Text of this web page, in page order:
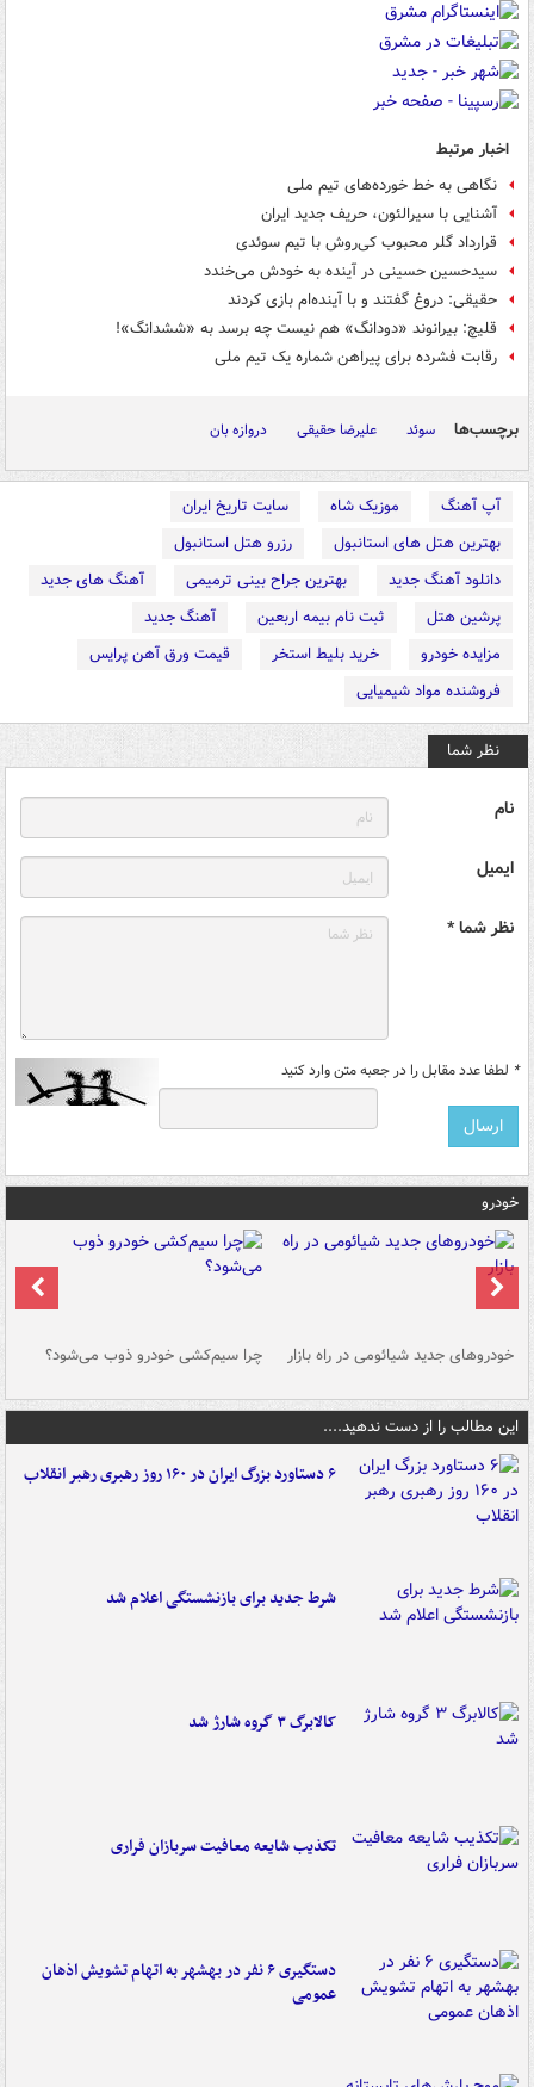
اخبار مرتبط
نگاهی به خط خورده‌های تیم ملی
آشنایی با سیرالئون، حریف جدید ایران
قرارداد گلر محبوب کی‌روش با تیم سوئدی
سیدحسین حسینی در آینده به خودش می‌خندد
حقیقی: دروغ گفتند و با آینده‌ام بازی کردند
قلیچ: بیرانوند «دودانگ» هم نیست چه برسد به «ششدانگ»!
رقابت فشرده برای پیراهن شماره یک تیم ملی
برچسب‌ها سوئد علیرضا حقیقی دروازه بان
آپ آهنگ موزیک شاه
سایت تاریخ ایران
بهترین هتل های استانبول
رزرو هتل استانبول
دانلود آهنگ جدید
بهترین جراح بینی ترمیمی
آهنگ های جدید
پرشین هتل
ثبت نام بیمه اربعین
آهنگ جدید
مزایده خودرو
خرید بلیط استخر
قیمت ورق آهن پرایس
فروشنده مواد شیمیایی
نظر شما
نام
ایمیل
نظر شما *
* لطفا عدد مقابل را در جعبه متن وارد کنید
خودرو
خودروهای جدید شیائومی در راه بازار چرا سیم‌کشی خودرو ذوب می‌شود؟
این مطالب را از دست ندهید....
۶ دستاورد بزرگ ایران در ۱۶۰ روز رهبری رهبر انقلاب
شرط جدید برای بازنشستگی اعلام شد
کالابرگ ۳ گروه شارژ شد
تکذیب شایعه معافیت سربازان فراری
دستگیری ۶ نفر در بهشهر به اتهام تشویش اذهان
عمومی